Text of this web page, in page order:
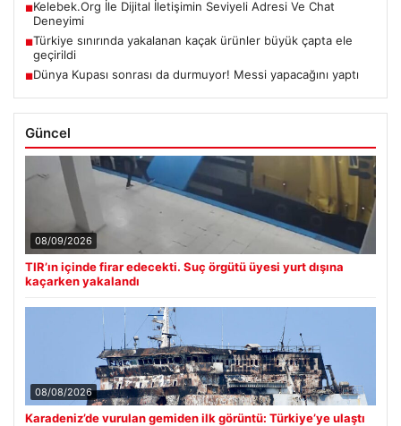
■Kelebek.Org İle Dijital İletişimin Seviyeli Adresi Ve Chat
Deneyimi
■Türkiye sınırında yakalanan kaçak ürünler büyük çapta ele
geçirildi
■Dünya Kupası sonrası da durmuyor! Messi yapacağını yaptı
Güncel
08/09/2026
TIR’ın içinde firar edecekti. Suç örgütü üyesi yurt dışına
kaçarken yakalandı
08/08/2026
Karadeniz’de vurulan gemiden ilk görüntü: Türkiye’ye ulaştı